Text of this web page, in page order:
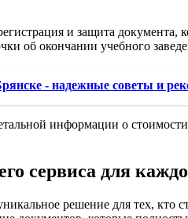
и защита документа,
об окончании учебного
- надежные советы и
информации о
сервиса для
решение для тех,